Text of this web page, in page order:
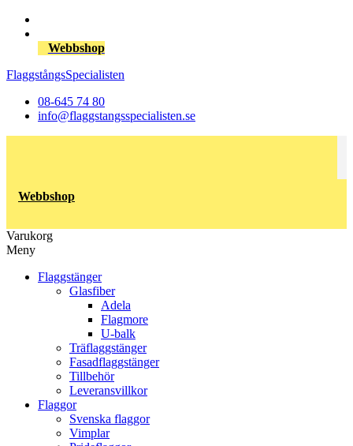
Webbshop
FlaggstångsSpecialisten
08-645 74 80
info@flaggstangsspecialisten.se
Webbshop
Varukorg
Meny
Flaggstänger
Glasfiber
Adela
Flagmore
U-balk
Träflaggstänger
Fasadflaggstänger
Tillbehör
Leveransvillkor
Flaggor
Svenska flaggor
Vimplar